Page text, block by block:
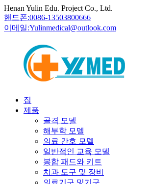
Henan Yulin Edu. Project Co., Ltd.
핸드폰:0086-13503800666
이메일:Yulinmedical@outlook.com
집
제품
골격 모델
해부학 모델
의료 간호 모델
일반적인 교육 모델
봉합 패드와 키트
치과 도구 및 장비
의료기구 및기구